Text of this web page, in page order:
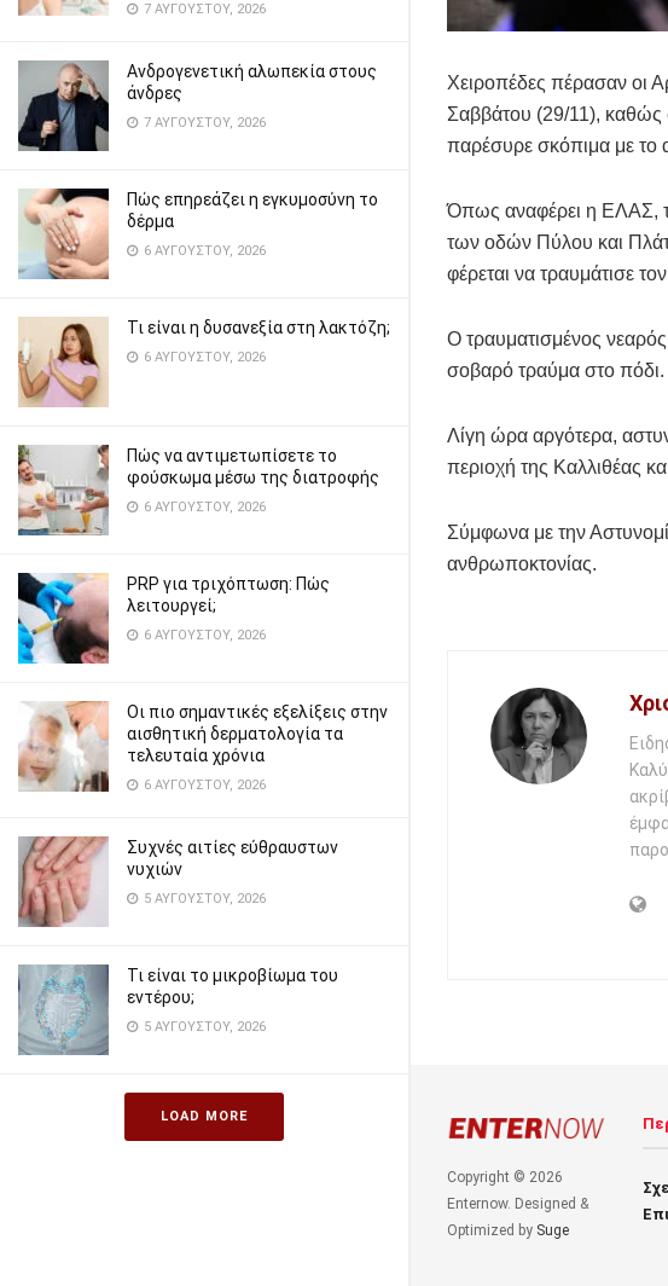
7 ΑΥΓΟΎΣΤΟΥ, 2026
Ανδρογενετική αλωπεκία στους
άνδρες
7 ΑΥΓΟΎΣΤΟΥ, 2026
Πώς επηρεάζει η εγκυμοσύνη το
δέρμα
6 ΑΥΓΟΎΣΤΟΥ, 2026
Τι είναι η δυσανεξία στη λακτόζη;
6 ΑΥΓΟΎΣΤΟΥ, 2026
Πώς να αντιμετωπίσετε το
φούσκωμα μέσω της διατροφής
6 ΑΥΓΟΎΣΤΟΥ, 2026
PRP για τριχόπτωση: Πώς
λειτουργεί;
6 ΑΥΓΟΎΣΤΟΥ, 2026
Οι πιο σημαντικές εξελίξεις στην
αισθητική δερματολογία τα
τελευταία χρόνια
6 ΑΥΓΟΎΣΤΟΥ, 2026
Συχνές αιτίες εύθραυστων
νυχιών
5 ΑΥΓΟΎΣΤΟΥ, 2026
Τι είναι το μικροβίωμα του
εντέρου;
5 ΑΥΓΟΎΣΤΟΥ, 2026
LOAD MORE
Χειροπέδες πέρασαν οι
Σαββάτου (29/11), καθώς
παρέσυρε σκόπιμα με το
Όπως αναφέρει η ΕΛΑΣ,
των οδών Πύλου και
φέρεται να τραυμάτισε
Ο τραυματισμένος
σοβαρό τραύμα στο πόδι.
Λίγη ώρα αργότερα,
περιοχή της Καλλιθέας
Σύμφωνα με την
ανθρωποκτονίας.
Copyright © 2026
Enternow. Designed &
Optimized by Suge